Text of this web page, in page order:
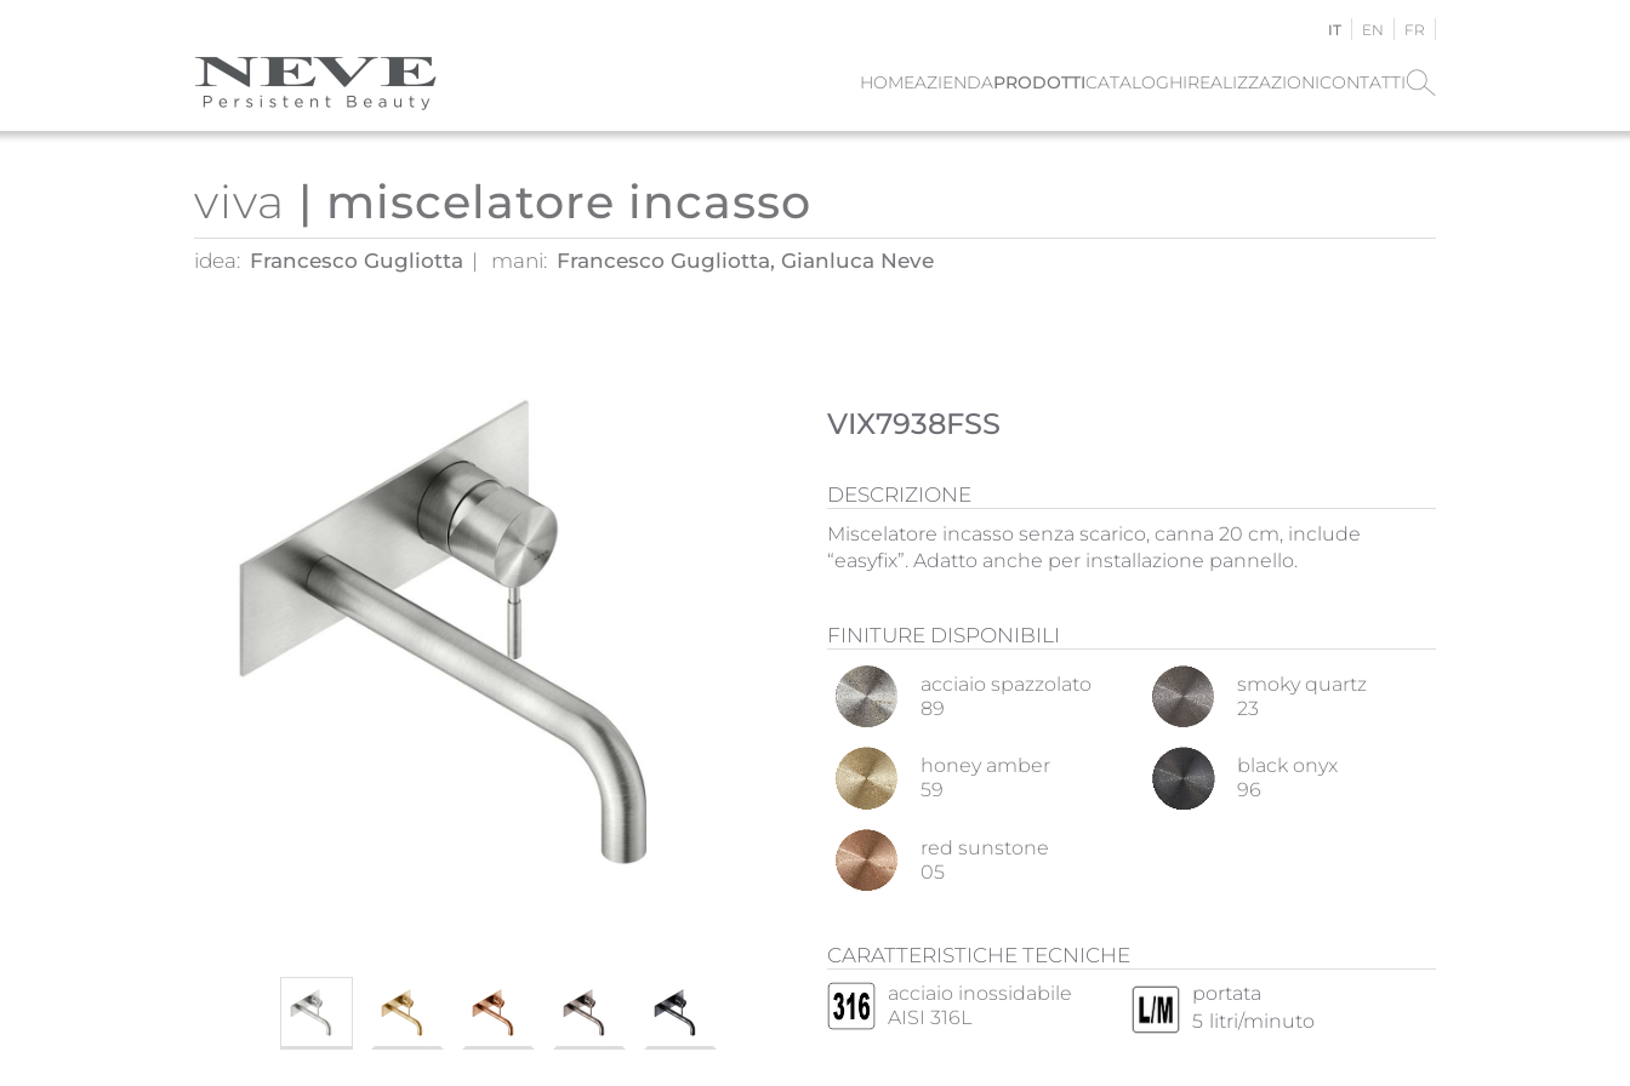
Skip to main content
IT EN FR
HOMEAZIENDAPRODOTTICATALOGHIREALIZZAZIONICONTATTI
viva | miscelatore incasso
idea: Francesco Gugliotta mani: Francesco Gugliotta, Gianluca Neve
VIX7938FSS
DESCRIZIONE
Miscelatore incasso senza scarico, canna 20 cm, include
“easyfix”. Adatto anche per installazione pannello.
FINITURE DISPONIBILI
acciaio spazzolato
89
smoky quartz
23
honey amber
59
black onyx
96
red sunstone
05
CARATTERISTICHE TECNICHE
acciaio inossidabile
AISI 316L
portata
5 litri/minuto